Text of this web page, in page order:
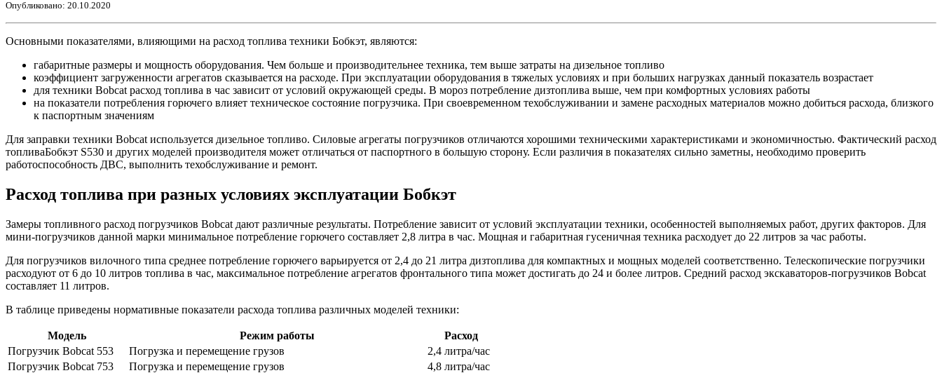
Опубликовано: 20.10.2020
Основными показателями, влияющими на расход топлива техники Бобкэт, являются:
габаритные размеры и мощность оборудования. Чем больше и производительнее техника, тем выше затраты на дизельное топливо
коэффициент загруженности агрегатов сказывается на расходе. При эксплуатации оборудования в тяжелых условиях и при больших нагрузках данный показатель возрастает
для техники Bobcat расход топлива в час зависит от условий окружающей среды. В мороз потребление дизтоплива выше, чем при комфортных условиях работы
на показатели потребления горючего влияет техническое состояние погрузчика. При своевременном техобслуживании и замене расходных материалов можно добиться расхода, близкого
к паспортным значениям
Для заправки техники Bobcat используется дизельное топливо. Силовые агрегаты погрузчиков отличаются хорошими техническими характеристиками и экономичностью. Фактический расход
топливаБобкэт S530 и других моделей производителя может отличаться от паспортного в большую сторону. Если различия в показателях сильно заметны, необходимо проверить
работоспособность ДВС, выполнить техобслуживание и ремонт.
Расход топлива при разных условиях эксплуатации Бобкэт
Замеры топливного расход погрузчиков Bobcat дают различные результаты. Потребление зависит от условий эксплуатации техники, особенностей выполняемых работ, других факторов. Для
мини-погрузчиков данной марки минимальное потребление горючего составляет 2,8 литра в час. Мощная и габаритная гусеничная техника расходует до 22 литров за час работы.
Для погрузчиков вилочного типа среднее потребление горючего варьируется от 2,4 до 21 литра дизтоплива для компактных и мощных моделей соответственно. Телескопические погрузчики
расходуют от 6 до 10 литров топлива в час, максимальное потребление агрегатов фронтального типа может достигать до 24 и более литров. Средний расход экскаваторов-погрузчиков Bobcat
составляет 11 литров.
В таблице приведены нормативные показатели расхода топлива различных моделей техники:
Модель Режим работы
Расход
Погрузчик Bobcat 553
Погрузка и перемещение грузов
2,4 литра/час
Погрузчик Bobcat 753
Погрузка и перемещение грузов
4,8 литра/час